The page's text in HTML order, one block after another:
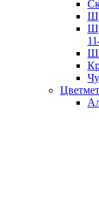
Цветмет